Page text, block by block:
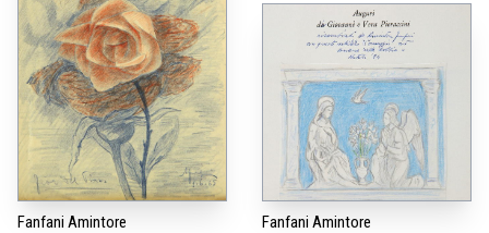
Fanfani Amintore
Fanfani Amintore